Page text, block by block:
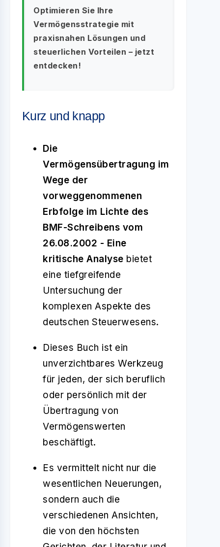
Optimieren Sie Ihre
Vermögensstrategie mit
praxisnahen Lösungen und
steuerlichen Vorteilen – jetzt
entdecken!
Kurz und knapp
Die
Vermögensübertragung im
Wege der
vorweggenommenen
Erbfolge im Lichte des
BMF-Schreibens vom
26.08.2002 - Eine
kritische Analyse bietet
eine tiefgreifende
Untersuchung der
komplexen Aspekte des
deutschen Steuerwesens.
Dieses Buch ist ein
unverzichtbares Werkzeug
für jeden, der sich beruflich
oder persönlich mit der
Übertragung von
Vermögenswerten
beschäftigt.
Es vermittelt nicht nur die
wesentlichen Neuerungen,
sondern auch die
verschiedenen Ansichten,
die von den höchsten